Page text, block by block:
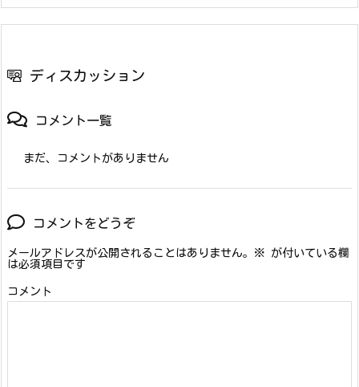
ディスカッション
コメント一覧
まだ、コメントがありません
コメントをどうぞ
メールアドレスが公開されることはありません。 ※ が付いている欄
は必須項目です
コメント